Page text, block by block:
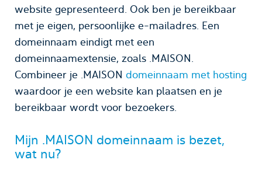
website gepresenteerd. Ook ben je bereikbaar
met je eigen, persoonlijke e-mailadres. Een
domeinnaam eindigt met een
domeinnaamextensie, zoals .MAISON.
Combineer je .MAISON domeinnaam met hosting
waardoor je een website kan plaatsen en je
bereikbaar wordt voor bezoekers.
Mijn .MAISON domeinnaam is bezet,
wat nu?